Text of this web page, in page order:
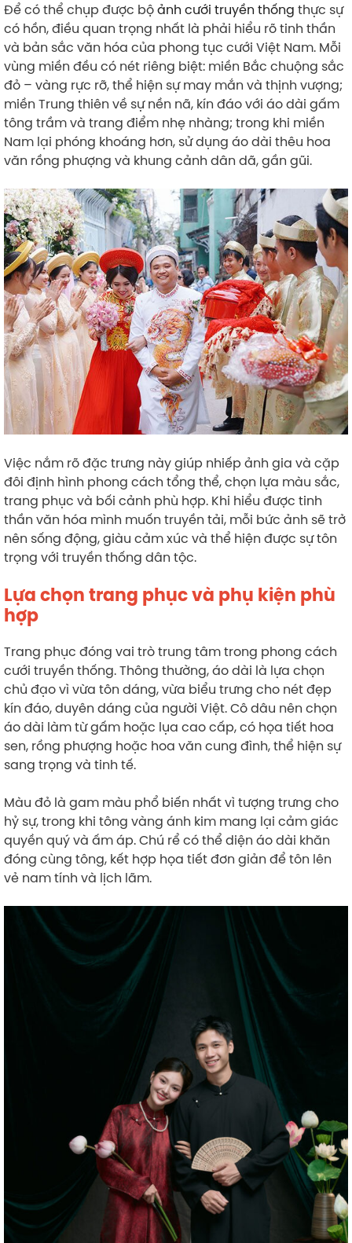
Để có thể chụp được bộảnh cưới truyền thống thực sự
có hồn, điều quan trọng nhất là phải hiểu rõ tinh thần
và bản sắc văn hóa của phong tục cưới Việt Nam. Mỗi
vùng miền đều có nét riêng biệt: miền Bắc chuộng sắc
đỏ – vàng rực rỡ, thể hiện sự may mắn và thịnh vượng;
miền Trung thiên về sự nền nã, kín đáo với áo dài gấm
tông trầm và trang điểm nhẹ nhàng; trong khi miền
Nam lại phóng khoáng hơn, sử dụng áo dài thêu hoa
văn rồng phượng và khung cảnh dân dã, gần gũi.
Việc nắm rõ đặc trưng này giúp nhiếp ảnh gia và cặp
đôi định hình phong cách tổng thể, chọn lựa màu sắc,
trang phục và bối cảnh phù hợp. Khi hiểu được tinh
thần văn hóa mình muốn truyền tải, mỗi bức ảnh sẽ trở
nên sống động, giàu cảm xúc và thể hiện được sự tôn
trọng với truyền thống dân tộc.
Lựa chọn trang phục và phụ kiện phù
hợp
Trang phục đóng vai trò trung tâm trong phong cách
cưới truyền thống. Thông thường, áo dài là lựa chọn
chủ đạo vì vừa tôn dáng, vừa biểu trưng cho nét đẹp
kín đáo, duyên dáng của người Việt. Cô dâu nên chọn
áo dài làm từ gấm hoặc lụa cao cấp, có họa tiết hoa
sen, rồng phượng hoặc hoa văn cung đình, thể hiện sự
sang trọng và tinh tế.
Màu đỏ là gam màu phổ biến nhất vì tượng trưng cho
hỷ sự, trong khi tông vàng ánh kim mang lại cảm giác
quyền quý và ấm áp. Chú rể có thể diện áo dài khăn
đóng cùng tông, kết hợp họa tiết đơn giản để tôn lên
vẻ nam tính và lịch lãm.